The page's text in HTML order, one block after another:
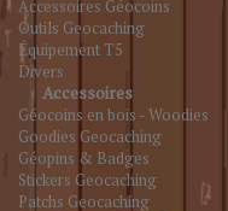
Accessoires Géocoins
Outils Geocaching
Équipement T5
Divers
Accessoires
Géocoins en bois - Woodies
Goodies Geocaching
Géopins & Badges
Stickers Geocaching
Patchs Geocaching